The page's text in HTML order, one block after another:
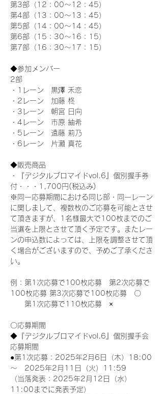
第3部（12：00～12：45）
第4部（13：00～13：45）
第5部（14：00～14：45）
第6部（15：30～16：15）
第7部（16：30～17：15）
◆参加メンバー
2部
・1レーン　黒澤 禾恋
・2レーン　加藤 柊
・3レーン　朝宮 日向
・4レーン　市原 紬希
・5レーン　遠藤 莉乃
・6レーン　片瀬 真花
◆販売商品
・『デジタルブロマイドvol.6』個別握手券
付・・・1,700円(税込み)
※同一応募期間における同じ部・同一レーン
に関しまして、複数枚のご応募を可能とさせ
て頂きますが、1名様最大で100枚までのご
当選を上限とさせて頂く予定です。またレー
ンの申込数によっては、上限を調整させて頂
く場合がございますので、予めご了承くださ
い。
例：第1次応募で100枚応募　第2次応募で
100枚応募 第3次応募で100枚応募　〇
第1次応募で110枚応募　×
〇応募期間
◆『デジタルブロマイドvol.6』個別握手会
応募期間
●第1次応募：2025年2月6日（木）18:00
～　2025年2月11日（火）11:59
（当落発表：2025年2月12日（水）
11:00までに発表予定）